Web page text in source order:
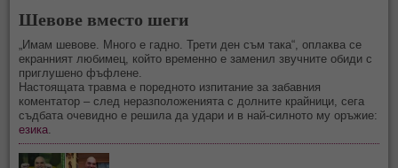
Шевове вместо шеги
„Имам шевове. Много е гадно. Трети ден съм така“, оплаква се
екранният любимец, който временно е заменил звучните обиди с
приглушено фъфлене.
Настоящата травма е поредното изпитание за забавния
коментатор – след неразположенията с долните крайници, сега
съдбата очевидно е решила да удари и в най-силното му оръжие:
езика